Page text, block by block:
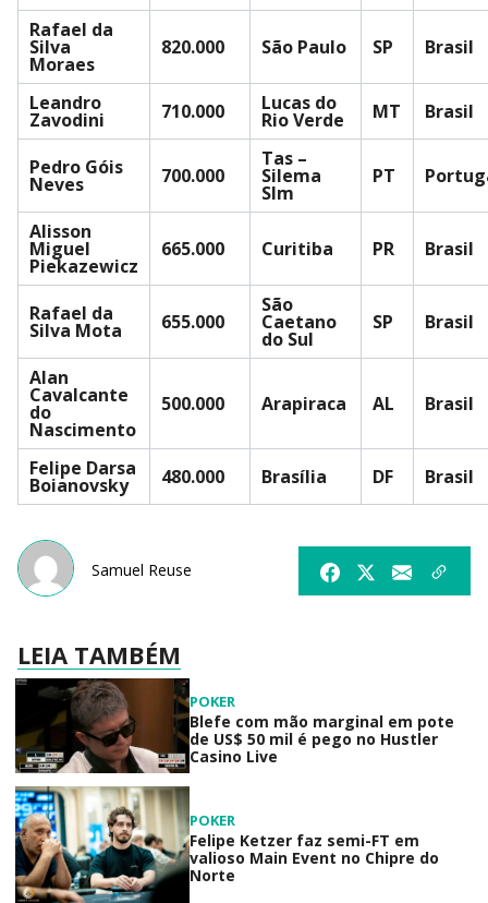
Rafael da
Silva
Moraes
820.000 São Paulo SP Brasil
Leandro
Zavodini 710.000 Lucas do
Rio Verde MT Brasil
Pedro Góis
Neves 700.000
Tas –
Silema
Slm
PT
Alisson
Miguel
Piekazewicz
665.000 Curitiba PR Brasil
Rafael da
Silva Mota 655.000
São
Caetano
do Sul
SP Brasil
Alan
Cavalcante
do
Nascimento
500.000 Arapiraca AL Brasil
Felipe Darsa
Boianovsky 480.000 Brasília DF Brasil
Samuel Reuse
LEIA TAMBÉM
POKER
Blefe com mão marginal em pote
de US$ 50 mil é pego no Hustler
Casino Live
POKER
Felipe Ketzer faz semi-FT em
valioso Main Event no Chipre do
Norte